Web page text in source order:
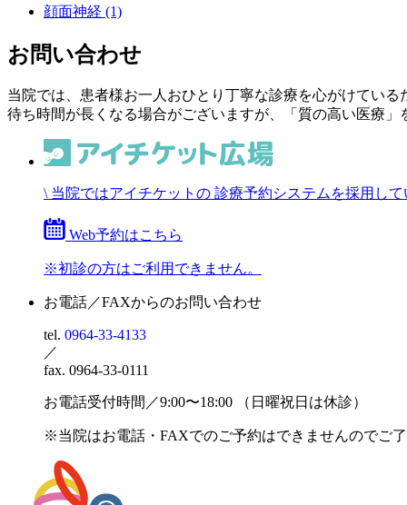
顔面神経 (1)
お問い合わせ
当院では、患者様お一人おひとり丁寧な診療を心がけてい
待ち時間が長くなる場合がございますが、「質の高い医療
\ 当院ではアイチケットの 診療予約システムを採用して
Web予約はこちら
※初診の方はご利用できません。
お電話／FAXからのお問い合わせ
tel. 0964-33-4133
／
fax. 0964-33-0111
お電話受付時間／9:00〜18:00 （日曜祝日は休診）
※当院はお電話・FAXでのご予約はできませんのでご